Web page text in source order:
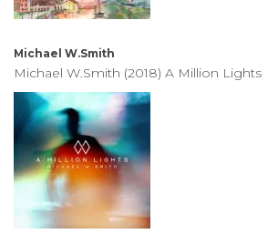
Michael W.Smith
Michael W.Smith (2018) A Million Lights